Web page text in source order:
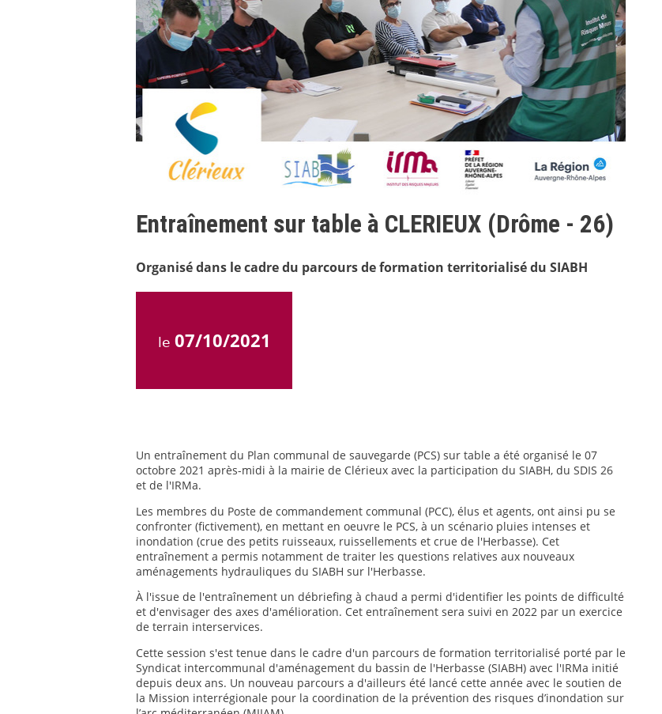
Entraînement sur table à CLERIEUX (Drôme - 26)
Organisé dans le cadre du parcours de formation territorialisé du SIABH
le 07/10/2021
Un entraînement du Plan communal de sauvegarde (PCS) sur table a été organisé le 07
octobre 2021 après-midi à la mairie de Clérieux avec la participation du SIABH, du SDIS 26
et de l'IRMa.
Les membres du Poste de commandement communal (PCC), élus et agents, ont ainsi pu se
confronter (fictivement), en mettant en oeuvre le PCS, à un scénario pluies intenses et
inondation (crue des petits ruisseaux, ruissellements et crue de l'Herbasse). Cet
entraînement a permis notamment de traiter les questions relatives aux nouveaux
aménagements hydrauliques du SIABH sur l'Herbasse.
À l'issue de l'entraînement un débriefing à chaud a permi d'identifier les points de difficulté
et d'envisager des axes d'amélioration. Cet entraînement sera suivi en 2022 par un exercice
de terrain interservices.
Cette session s'est tenue dans le cadre d'un parcours de formation territorialisé porté par le
Syndicat intercommunal d'aménagement du bassin de l'Herbasse (SIABH) avec l'IRMa initié
depuis deux ans. Un nouveau parcours a d'ailleurs été lancé cette année avec le soutien de
la Mission interrégionale pour la coordination de la prévention des risques d’inondation sur